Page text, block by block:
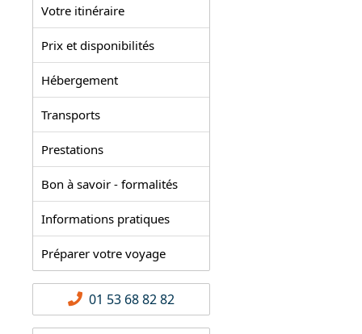
Votre itinéraire
Prix et disponibilités
Hébergement
Transports
Prestations
Bon à savoir - formalités
Informations pratiques
Préparer votre voyage
01 53 68 82 82